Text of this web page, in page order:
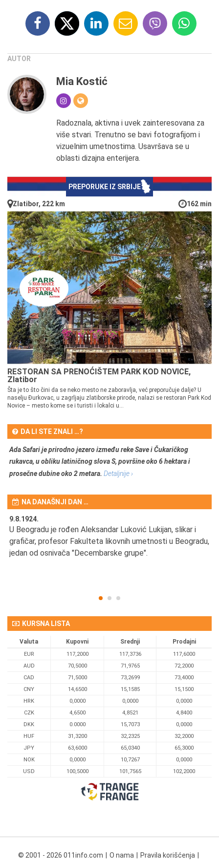
AUTOR
Mia Kostić
Radoznala, aktivna i uvek zainteresovana za
više stvari. Trenutno se bavi fotografijom i
vizuelnim umetnostima. Usavršava se u
oblasti dizajna enterijera.
PREPORUKE IZ SRBIJE
Zlatibor, 222 km 162 min
RESTORAN SA PRENOĆIŠTEM PARK KOD NOVICE,
Zlatibor
Šta je to što čini da se neko mesto ne zaboravlja, već preporučuje dalje? U
naselju Đurkovac, u zagrljaju zlatiborske prirode, nalazi se restoran Park Kod
Novice – mesto kome se i turisti i lokalci u...
DA LI STE ZNALI …?
Ada Safari je prirodno jezero između reke Save i Čukaričkog
rukavca, u obliku latiničnog slova S, površine oko 6 hektara i
prosečne dubine oko 2 metara. Detaljnije ›
NA DANAŠNJI DAN …
9.8.1924.
U Beogradu je rođen Aleksandar Luković Lukijan, slikar i
grafičar, profesor Fakulteta likovnih umetnosti u Beogradu,
jedan od osnivača "Decembarske grupe".
KURSNA LISTA
Valuta Kupovni Srednji Prodajni
EUR 117,2000 117,3736
117,6000
AUD
70,5000 71,9765
72,2000
CAD
71,5000 73,2699
73,4000
CNY
14,6500 15,1585
15,1500
HRK
0,0000 0,0000
0,0000
CZK
4,6500 4,8521
4,8400
DKK
0.0000 15,7073
0,0000
HUF
31,3200 32,2325
32,2000
JPY
63,6000 65,0340
65,3000
NOK
0,0000 10,7267
0,0000
USD
100,5000 101,7565 102,2000
© 2001 - 2026 011info.com O nama Pravila korišćenja